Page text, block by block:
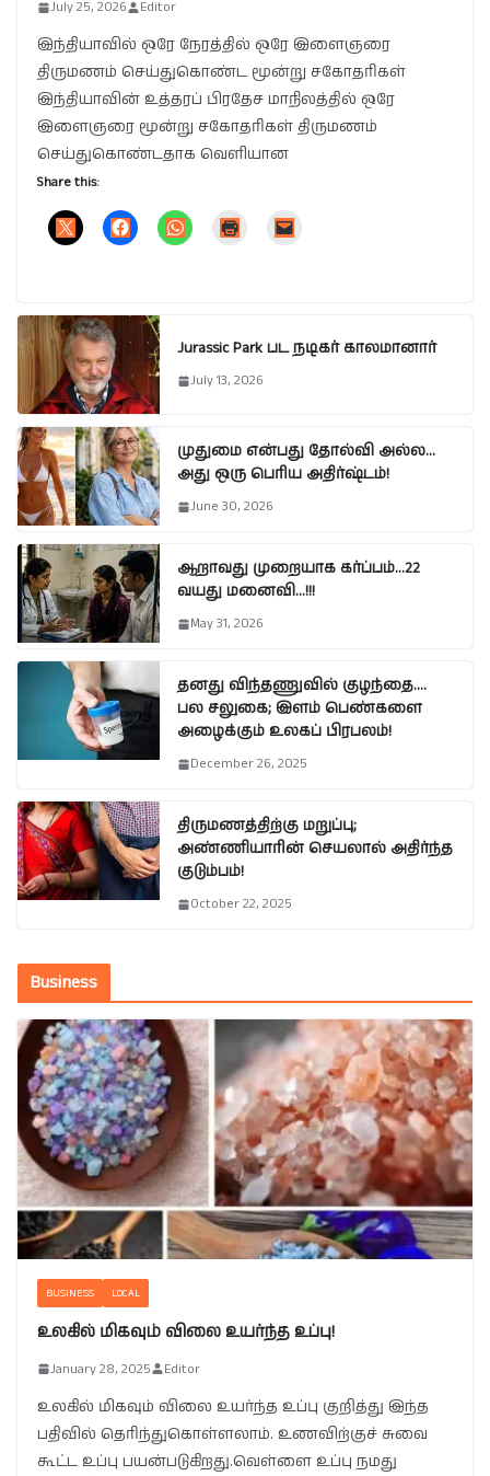
July 25, 2026 Editor
இந்தியாவில் ஒரே நேரத்தில் ஒரே இளைஞரை
திருமணம் செய்துகொண்ட மூன்று சகோதரிகள்
இந்தியாவின் உத்தரப் பிரதேச மாநிலத்தில் ஒரே
இளைஞரை மூன்று சகோதரிகள் திருமணம்
செய்துகொண்டதாக வெளியான
Share this:
Jurassic Park பட நடிகர் காலமானார்
July 13, 2026
முதுமை என்பது தோல்வி அல்ல…
அது ஒரு பெரிய அதிர்ஷ்டம்!
June 30, 2026
ஆறாவது முறையாக கர்ப்பம்…22
வயது மனைவி…!!!
May 31, 2026
தனது விந்தணுவில் குழந்தை….
பல சலுகை; இளம் பெண்களை
அழைக்கும் உலகப் பிரபலம்!
December 26, 2025
திருமணத்திற்கு மறுப்பு;
அண்ணியாரின் செயலால் அதிர்ந்த
குடும்பம்!
October 22, 2025
Business
BUSINESS LOCAL
உலகில் மிகவும் விலை உயர்ந்த உப்பு!
January 28, 2025 Editor
உலகில் மிகவும் விலை உயர்ந்த உப்பு குறித்து இந்த
பதிவில் தெரிந்துகொள்ளலாம். உணவிற்குச் சுவை
கூட்ட உப்பு பயன்படுகிறது.வெள்ளை உப்பு நமது